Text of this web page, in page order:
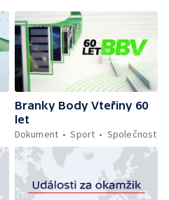
Branky Body Vteřiny 60
let
Dokument
Sport Společnost